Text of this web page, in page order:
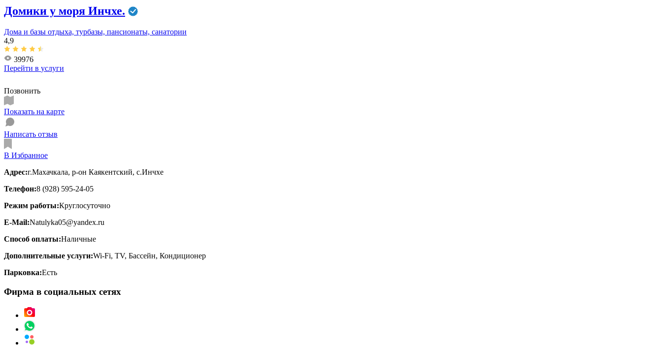
Домики у моря Инчхе.
Дома и базы отдыха, турбазы, пансионаты, санатории
4,9
39976
Перейти в услуги
Позвонить
Показать на карте
Написать отзыв
В Избранное
Адрес:г.Махачкала, р-он Каякентский, с.Инчхе
Телефон:8 (928) 595-24-05
Режим работы:Круглосуточно
E-Mail:Natulyka05@yandex.ru
Способ оплаты:Наличные
Дополнительные услуги:Wi-Fi, TV, Бассейн, Кондиционер
Парковка:Есть
Фирма в социальных сетях